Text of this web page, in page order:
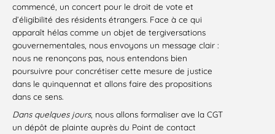
commencé, un concert pour le droit de vote et
d’éligibilité des résidents étrangers. Face à ce qui
apparaît hélas comme un objet de tergiversations
gouvernementales, nous envoyons un message clair :
nous ne renonçons pas, nous entendons bien
poursuivre pour concrétiser cette mesure de justice
dans le quinquennat et allons faire des propositions
dans ce sens.
Dans quelques jours, nous allons formaliser ave la CGT
un dépôt de plainte auprès du Point de contact